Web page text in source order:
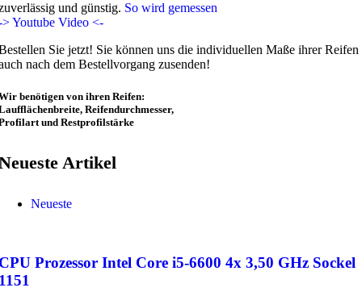
und günstig. So wird gemessen
> Youtube Video <-
Sie jetzt! Sie können uns die individuellen Maße ihrer Reifen
nach dem Bestellvorgang zusenden!
benötigen von ihren Reifen:
Reifendurchmesser,
und Restprofilstärke
Artikel
Neueste
Prozessor Intel Core i5-6600 4x 3,50 GHz Sockel